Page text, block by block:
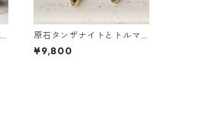
原石タンザナイトとトルマ
リンとクレマチスの葉ピア
ス
¥9,800